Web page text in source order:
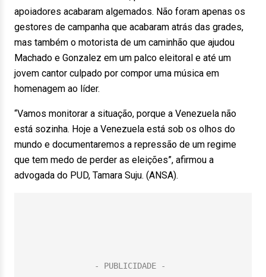
apoiadores acabaram algemados. Não foram apenas os
gestores de campanha que acabaram atrás das grades,
mas também o motorista de um caminhão que ajudou
Machado e Gonzalez em um palco eleitoral e até um
jovem cantor culpado por compor uma música em
homenagem ao líder.
“Vamos monitorar a situação, porque a Venezuela não
está sozinha. Hoje a Venezuela está sob os olhos do
mundo e documentaremos a repressão de um regime
que tem medo de perder as eleições”, afirmou a
advogada do PUD, Tamara Suju. (ANSA).